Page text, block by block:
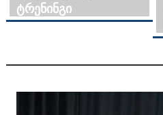
ტრენინგი